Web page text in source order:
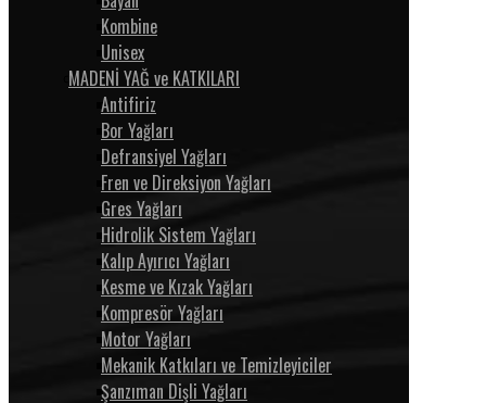
Kombine
Unisex
MADENİ YAĞ ve KATKILARI
Antifiriz
Bor Yağları
Defransiyel Yağları
Fren ve Direksiyon Yağları
Gres Yağları
Hidrolik Sistem Yağları
Kalıp Ayırıcı Yağları
Kesme ve Kızak Yağları
Kompresör Yağları
Motor Yağları
Mekanik Katkıları ve Temizleyiciler
Şanzıman Dişli Yağları